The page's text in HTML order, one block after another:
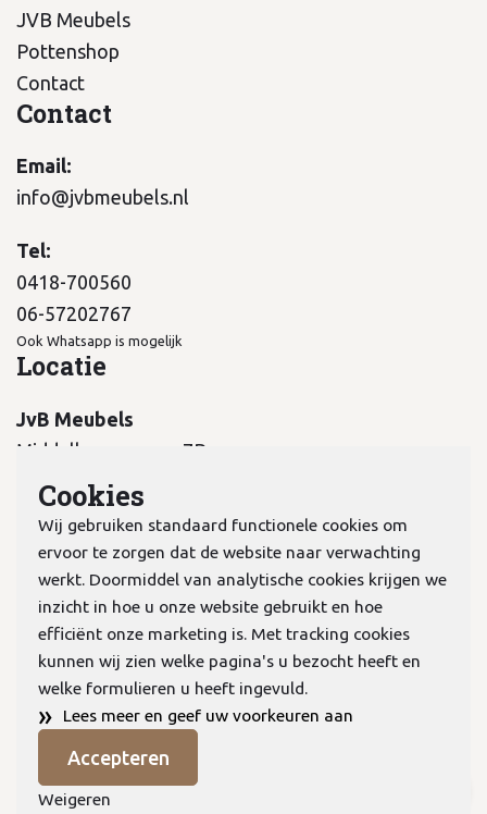
JVB Meubels
Pottenshop
Contact
Contact
Email:
info@jvbmeubels.nl
Tel:
0418-700560
06-57202767
Ook Whatsapp is mogelijk
Locatie
JvB Meubels
Middelkampseweg 7B
5311 PC Gameren
KvK:70978298
Privacyverklaring
Algemene voorwaarden
Cookies
© Copyright 2026 JVB Meubels
Cookies
Wij gebruiken standaard functionele cookies om
ervoor te zorgen dat de website naar verwachting
werkt. Doormiddel van analytische cookies krijgen we
inzicht in hoe u onze website gebruikt en hoe
efficiënt onze marketing is. Met tracking cookies
kunnen wij zien welke pagina's u bezocht heeft en
welke formulieren u heeft ingevuld.
» Lees meer en geef uw voorkeuren aan
Accepteren
Weigeren